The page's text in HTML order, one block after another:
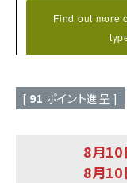
Find out more
[ 91 ポイント進呈 ]
8月
8月